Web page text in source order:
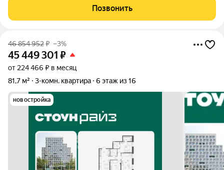
атмосфера пропитана духом столицы? Предлагаем вам
уникальную возможность стать
Позвонить
46 854 952₽ –3%
45 449 301 ₽
от 224 466 ₽ в месяц
81,7 м²
3-комн. квартира 6 этаж из 16
новостройка